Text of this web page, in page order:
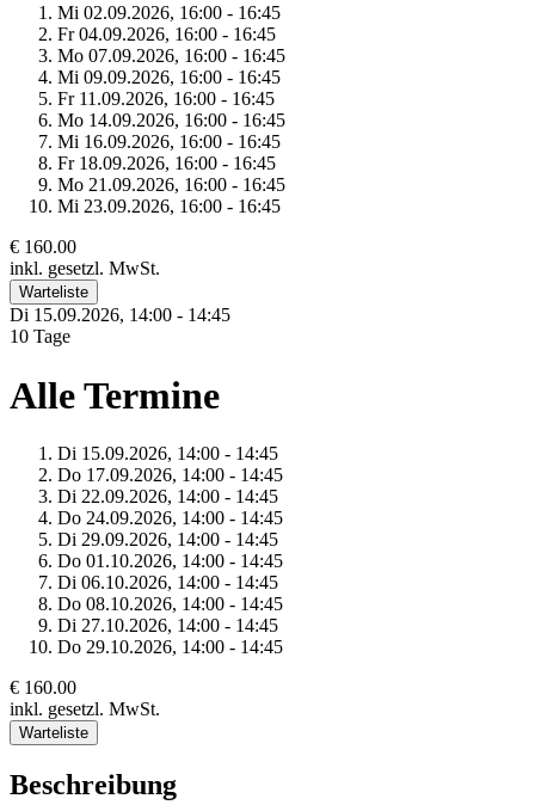
Mi 02.09.2026, 16:00 - 16:45
Fr 04.09.2026, 16:00 - 16:45
Mo 07.09.2026, 16:00 - 16:45
Mi 09.09.2026, 16:00 - 16:45
Fr 11.09.2026, 16:00 - 16:45
Mo 14.09.2026, 16:00 - 16:45
Mi 16.09.2026, 16:00 - 16:45
Fr 18.09.2026, 16:00 - 16:45
Mo 21.09.2026, 16:00 - 16:45
Mi 23.09.2026, 16:00 - 16:45
€ 160.00
inkl. gesetzl. MwSt.
Warteliste
Di 15.09.2026, 14:00 - 14:45
10 Tage
Alle Termine
Di 15.09.2026, 14:00 - 14:45
Do 17.09.2026, 14:00 - 14:45
Di 22.09.2026, 14:00 - 14:45
Do 24.09.2026, 14:00 - 14:45
Di 29.09.2026, 14:00 - 14:45
Do 01.10.2026, 14:00 - 14:45
Di 06.10.2026, 14:00 - 14:45
Do 08.10.2026, 14:00 - 14:45
Di 27.10.2026, 14:00 - 14:45
Do 29.10.2026, 14:00 - 14:45
€ 160.00
inkl. gesetzl. MwSt.
Warteliste
Beschreibung